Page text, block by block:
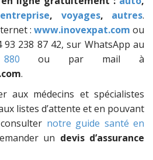
entreprise, voyages, autres.
: www.inovexpat.com ou
238 87 42, sur WhatsApp au
ou par mail à
.
aux médecins et spécialistes
listes d’attente et en pouvant
notre guide santé en
un devis d’assurance